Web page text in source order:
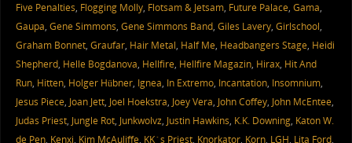
Five Penalties, Flogging Molly, Flotsam & Jetsam, Future Palace, Gama,
Gaupa, Gene Simmons, Gene Simmons Band, Giles Lavery, Girlschool,
Graham Bonnet, Graufar, Hair Metal, Half Me, Headbangers Stage, Heidi
Shepherd, Helle Bogdanova, Hellfire, Hellfire Magazin, Hirax, Hit And
Run, Hitten, Holger Hübner, Ignea, In Extremo, Incantation, Insomnium,
Jesus Piece, Joan Jett, Joel Hoekstra, Joey Vera, John Coffey, John McEntee,
Judas Priest, Jungle Rot, Junkwolvz, Justin Hawkins, K.K. Downing, Katon W.
de Pen, Kenxi, Kim McAuliffe, KK´s Priest, Knorkator, Korn, LGH, Lita Ford,